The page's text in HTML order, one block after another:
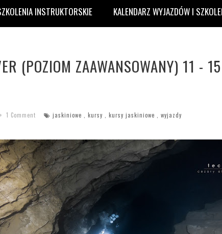
INSTRUKTORSKIE KALENDARZ WYJAZDÓW I
(POZIOM ZAAWANSOWANY) 11 -
1 Comment jaskiniowe , kursy , kursy jaskiniowe , wyjazdy